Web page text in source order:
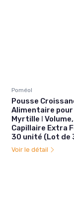
Poméol
Pousse
Alimentaire pour
Myrtille ǀ
Capillaire Extra
30 unité (Lot de
Voir le détail